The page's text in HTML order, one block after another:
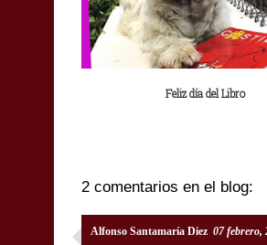
Feliz día del Libro
2 comentarios en el blog:
Alfonso Santamaría Diez 07 febrero,